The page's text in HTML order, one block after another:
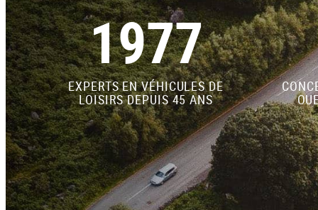
1977
EXPERTS EN VÉHICULES DE
LOISIRS DEPUIS 45 ANS